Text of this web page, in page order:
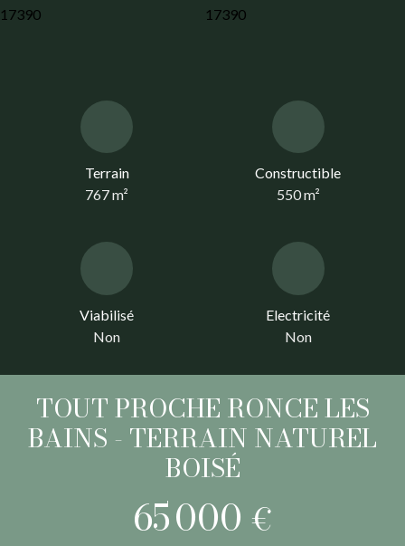
Terrain
767m²
Constructible
550m²
Viabilisé
Non
Electricité
Non
TOUT PROCHE RONCE LES
BAINS - TERRAIN NATUREL
BOISÉ
65 000 €